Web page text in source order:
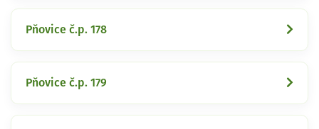
Pňovice č.p. 178
Pňovice č.p. 179